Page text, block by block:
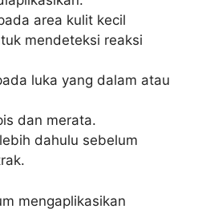
area kulit kecil
mendeteksi reaksi
luka yang dalam atau
dan merata.
dahulu sebelum
mengaplikasikan